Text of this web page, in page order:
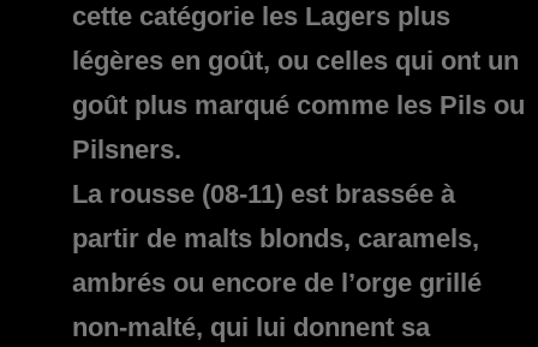
cette catégorie les Lagers plus
légères en goût, ou celles qui ont un
goût plus marqué comme les Pils ou
Pilsners.
La rousse (08-11)est brassée à
partir de malts blonds, caramels,
ambrés ou encore de l’orge grillé
non-malté, qui lui donnent sa